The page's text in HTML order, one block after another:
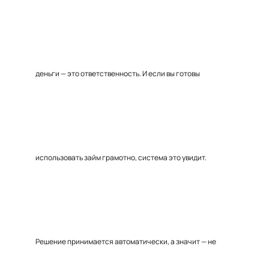
деньги — это ответственность. И если вы готовы
использовать займ грамотно, система это увидит.
Решение принимается автоматически, а значит — не